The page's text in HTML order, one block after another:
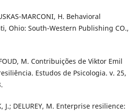
MARCONI, H. Behavioral
Ohio: South-Western Publishing CO.,
M. Contribuições de Viktor Emil
Estudos de Psicologia. v. 25,
J.; DELUREY, M. Enterprise resilience: